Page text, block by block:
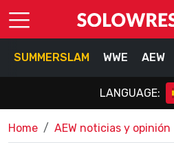
SUMMERSLAM WWE AEW
LANGUAGE:
Home AEW noticias y opinión